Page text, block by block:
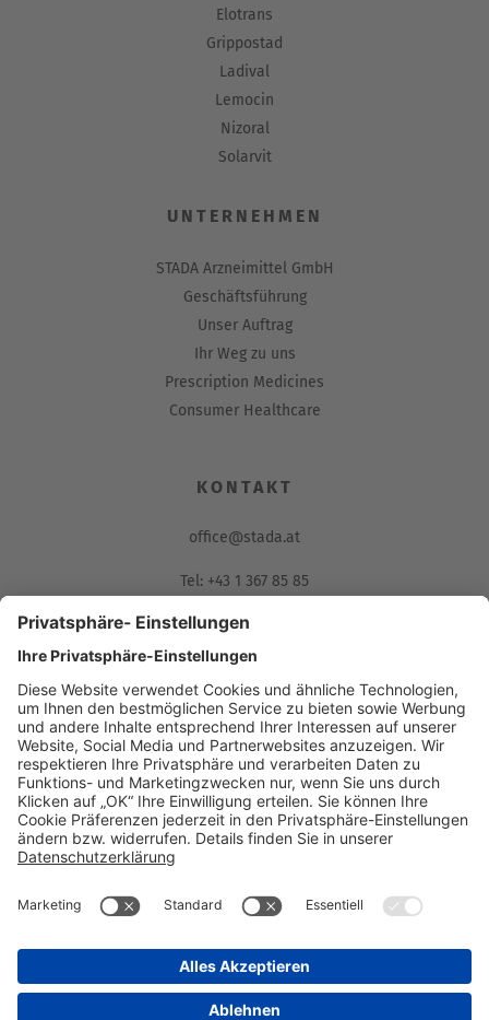
Elotrans
Grippostad
Ladival
Lemocin
Nizoral
Solarvit
UNTERNEHMEN
STADA Arzneimittel GmbH
Geschäftsführung
Unser Auftrag
Ihr Weg zu uns
Prescription Medicines
Consumer Healthcare
KONTAKT
office@stada.at
Tel: +43 1 367 85 85
Fax: 01/367 85 85-85
Muthgasse 36, 1190 Wien
Compliance Reporting Portal
AGB (DE)
Informationspflichten
Impressum
Nebenwirkungsmeldungen